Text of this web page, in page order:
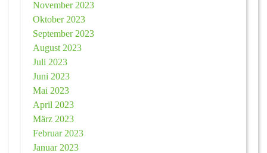
November 2023
Oktober 2023
September 2023
August 2023
Juli 2023
Juni 2023
Mai 2023
April 2023
März 2023
Februar 2023
Januar 2023